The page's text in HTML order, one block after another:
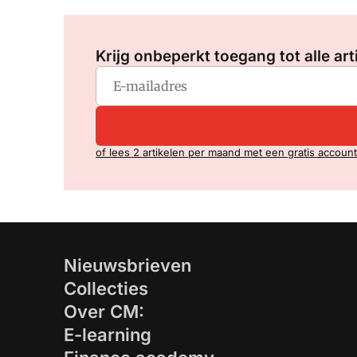
Krijg onbeperkt toegang tot alle
of lees 2 artikelen per maand met een gratis account
Nieuwsbrieven
Collecties
Over CM:
E-learning